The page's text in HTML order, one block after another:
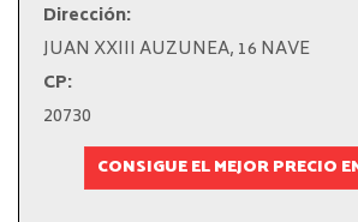
Dirección:
JUAN XXIII AUZUNEA, 16 NAVE
CP:
20730
CONSIGUE EL MEJOR PRECIO